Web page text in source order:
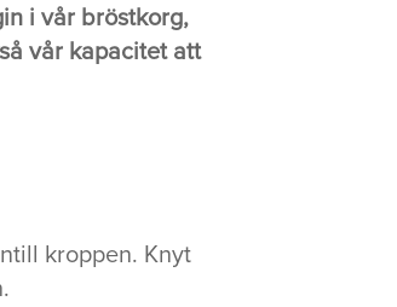
i vår bröstkorg,
vår kapacitet att
kroppen. Knyt